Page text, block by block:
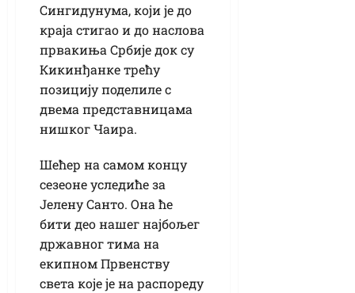
Сингидунума, који је до
краја стигао и до наслова
првакиња Србије док су
Кикинђанке трећу
позицију поделиле с
двема представницама
нишког Чаира.
Шећер на самом концу
сезеоне уследиће за
Јелену Санто. Она ће
бити део нашег најбољег
државног тима на
екипном Првенству
света које је на распореду